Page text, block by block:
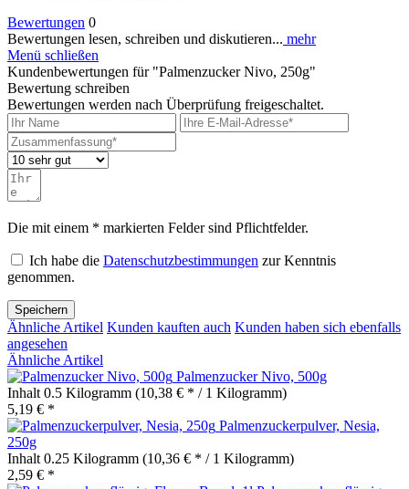
Bewertungen 0
Bewertungen lesen, schreiben und diskutieren... mehr
Menü schließen
Kundenbewertungen für "Palmenzucker Nivo, 250g"
Bewertung schreiben
Bewertungen werden nach Überprüfung freigeschaltet.
Die mit einem * markierten Felder sind Pflichtfelder.
Ich habe die Datenschutzbestimmungen zur Kenntnis
genommen.
Speichern
Ähnliche Artikel Kunden kauften auch Kunden haben sich ebenfalls
angesehen
Ähnliche Artikel
Palmenzucker Nivo, 500g
Inhalt 0.5 Kilogramm (10,38 € * / 1 Kilogramm)
5,19 € *
Palmenzuckerpulver, Nesia,
250g
Inhalt 0.25 Kilogramm (10,36 € * / 1 Kilogramm)
2,59 € *